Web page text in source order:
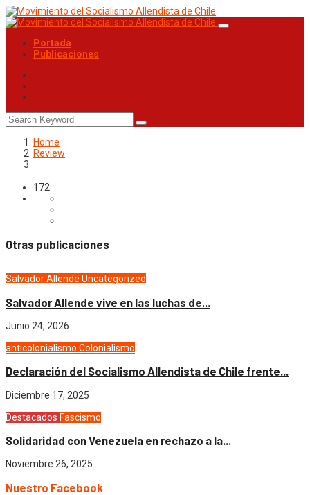
Portada
Publicaciones
Home
Review
172
Otras publicaciones
Salvador Allende Uncategorized
Salvador Allende vive en las luchas de...
Junio 24, 2026
anticolonialismo Colonialismo
Declaración del Socialismo Allendista de Chile frente...
Diciembre 17, 2025
Destacados Fascismo
Solidaridad con Venezuela en rechazo a la...
Noviembre 26, 2025
Nuestro Facebook